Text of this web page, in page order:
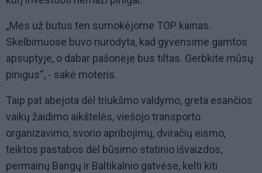
„Mes už butus ten sumokėjome TOP kainas.
Skelbimuose buvo nurodyta, kad gyvensime gamtos
apsuptyje, o dabar pašonėje bus tiltas. Gerbkite mūsų
pinigus“, - sakė moteris.
Taip pat abejota dėl triukšmo valdymo, greta esančios
vaikų žaidimo aikštelės, viešojo transporto
organizavimo, svorio apribojimų, dviračių eismo,
teiktos pastabos dėl būsimo statinio išvaizdos,
permainų Bangų ir Baltikalnio gatvėse, kelti kiti